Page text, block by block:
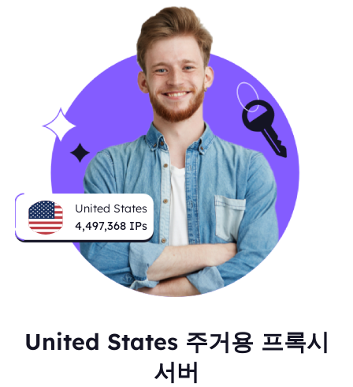
United States
4,497,368 IPs
United States 주거용 프록시
서버